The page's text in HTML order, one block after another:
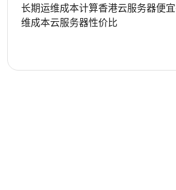
长期运维成本计算香港云服务器便
维成本云服务器性价比